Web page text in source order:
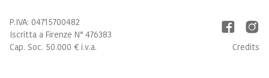
P.IVA: 04715700482
Iscritta a Firenze N° 476383
Cap. Soc. 50.000 € i.v.a.
Credits